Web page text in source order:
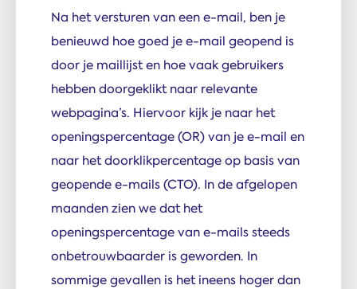
Na het versturen van een e-mail, ben je
benieuwd hoe goed je e-mail geopend is
door je maillijst en hoe vaak gebruikers
hebben doorgeklikt naar relevante
webpagina’s. Hiervoor kijk je naar het
openingspercentage (OR) van je e-mail en
naar het doorklikpercentage op basis van
geopende e-mails (CTO). In de afgelopen
maanden zien we dat het
openingspercentage van e-mails steeds
onbetrouwbaarder is geworden. In
sommige gevallen is het ineens hoger dan